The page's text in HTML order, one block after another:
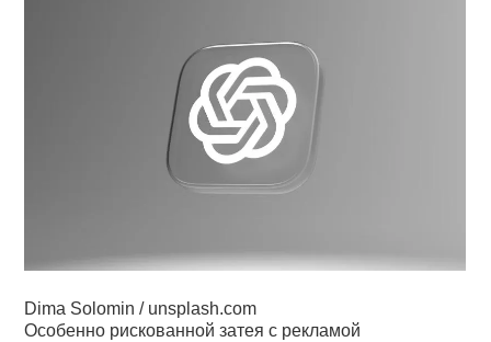
Dima Solomin / unsplash.com
Особенно рискованной затея с рекламой